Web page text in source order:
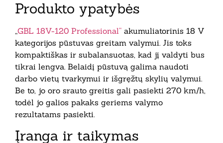
Produkto ypatybės
„GBL 18V-120 Professional“ akumuliatorinis 18 V
kategorijos pūstuvas greitam valymui. Jis toks
kompaktiškas ir subalansuotas, kad jį valdyti bus
tikrai lengva. Belaidį pūstuvą galima naudoti
darbo vietų tvarkymui ir išgręžtų skylių valymui.
Be to, jo oro srauto greitis gali pasiekti 270 km/h,
todėl jo galios pakaks geriems valymo
rezultatams pasiekti.
Įranga ir taikymas